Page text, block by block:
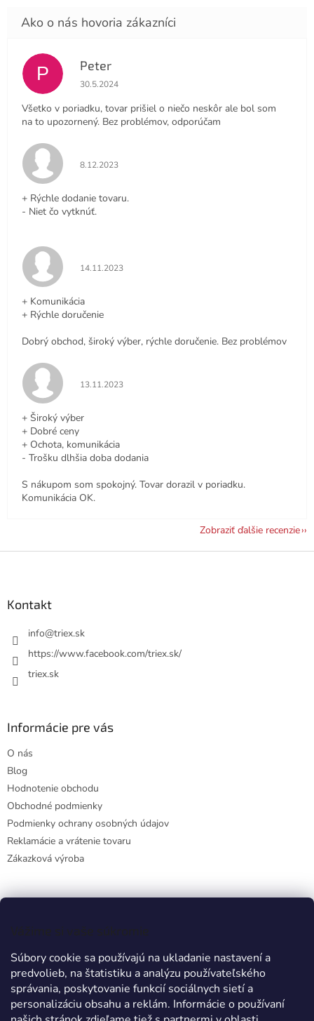
Vážime si vaše súkromie
Súbory cookie sa používajú na ukladanie nastavení a
predvolieb, na štatistiku a analýzu používateľského
správania, poskytovanie funkcií sociálnych sietí a
personalizáciu obsahu a reklám. Informácie o používaní
P Peter
Hodnotenie obchodu je 4 z 5 hviezdičiek.
30.5.2024
Všetko v poriadku, tovar prišiel o niečo neskôr ale bol som
na to upozornený. Bez problémov, odporúčam
Hodnotenie obchodu je 5 z 5 hviezdičiek.
8.12.2023
+ Rýchle dodanie tovaru.
- Niet čo vytknúť.
Hodnotenie obchodu je 5 z 5 hviezdičiek.
14.11.2023
+ Komunikácia
+ Rýchle doručenie
Dobrý obchod, široký výber, rýchle doručenie. Bez problémov
Hodnotenie obchodu je 5 z 5 hviezdičiek.
13.11.2023
+ Široký výber
+ Dobré ceny
+ Ochota, komunikácia
- Trošku dlhšia doba dodania
S nákupom som spokojný. Tovar dorazil v poriadku.
Komunikácia OK.
Zobraziť ďalšie recenzie
Kontakt
info@triex.sk
https://www.facebook.com/triex.sk/
triex.sk
Informácie pre vás
O nás
Blog
Hodnotenie obchodu
Obchodné podmienky
Podmienky ochrany osobných údajov
Reklamácie a vrátenie tovaru
Zákazková výroba
Prijímame online platby